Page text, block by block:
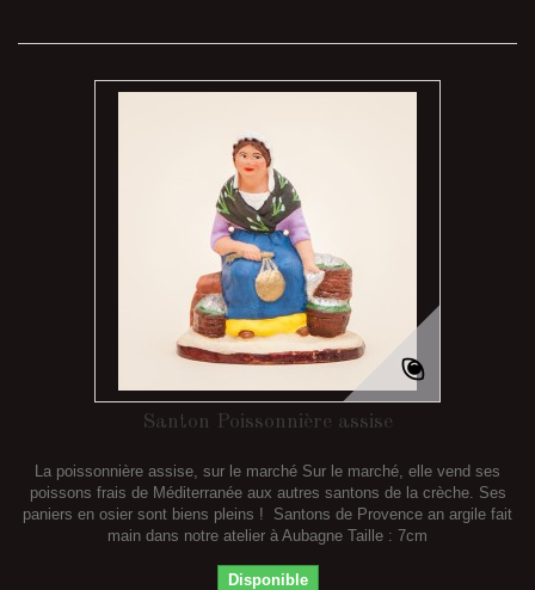
Santon Poissonnière assise
La poissonnière assise, sur le marché Sur le marché, elle vend ses
poissons frais de Méditerranée aux autres santons de la crèche. Ses
paniers en osier sont biens pleins ! Santons de Provence an argile fait
main dans notre atelier à Aubagne Taille : 7cm
Disponible